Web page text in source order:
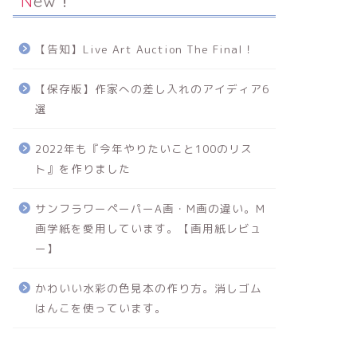
【告知】Live Art Auction The Final！
【保存版】作家への差し入れのアイディア6
選
2022年も『今年やりたいこと100のリス
ト』を作りました
サンフラワーペーパーA画・M画の違い。M
画学紙を愛用しています。【画用紙レビュ
ー】
かわいい水彩の色見本の作り方。消しゴム
はんこを使っています。